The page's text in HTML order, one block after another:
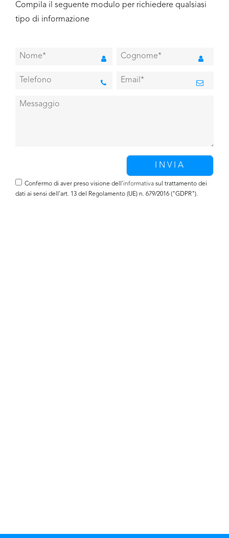
Compila il seguente modulo per richiedere qualsiasi
tipo di informazione
Confermo di aver preso visione dell'informativa sul trattamento dei
dati ai sensi dell’art. 13 del Regolamento (UE) n. 679/2016 ("GDPR").